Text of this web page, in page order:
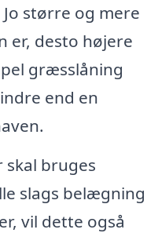
Jo større og mere
er, desto højere
græsslåning
end en
skal bruges
slags belægning
vil dette også